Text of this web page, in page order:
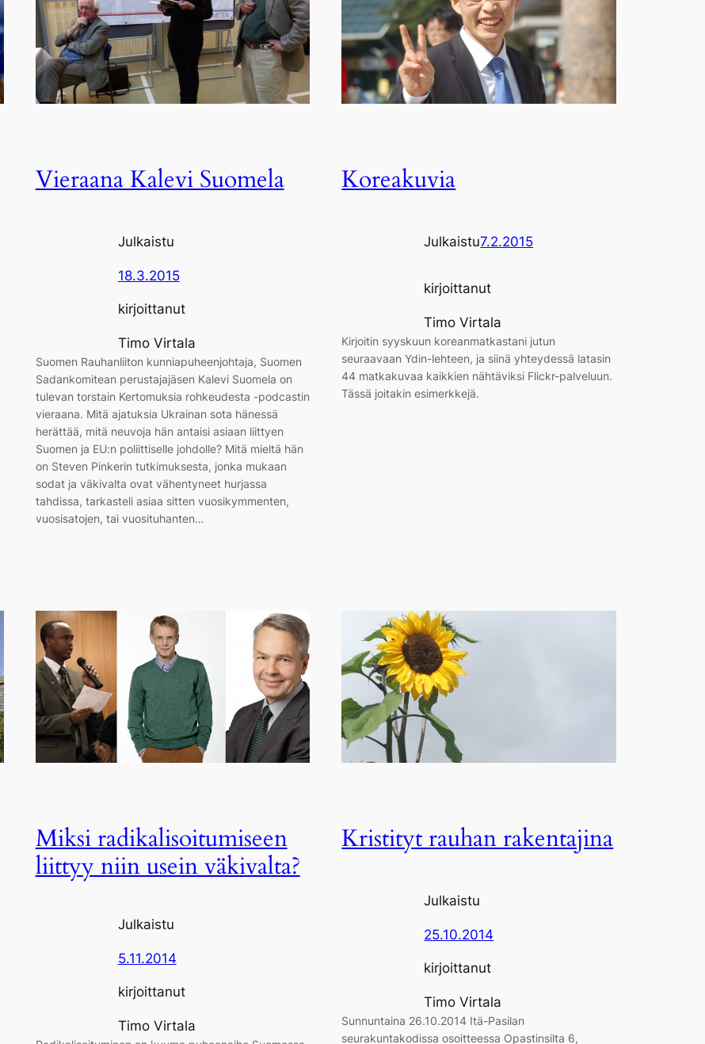
Vieraana Kalevi Suomela
Julkaistu
18.3.2015
kirjoittanut
Timo Virtala
Suomen Rauhanliiton kunniapuheenjohtaja, Suomen
Sadankomitean perustajajäsen Kalevi Suomela on
tulevan torstain Kertomuksia rohkeudesta -podcastin
vieraana. Mitä ajatuksia Ukrainan sota hänessä
herättää, mitä neuvoja hän antaisi asiaan liittyen
Suomen ja EU:n poliittiselle johdolle? Mitä mieltä hän
on Steven Pinkerin tutkimuksesta, jonka mukaan
sodat ja väkivalta ovat vähentyneet hurjassa
tahdissa, tarkasteli asiaa sitten vuosikymmenten,
vuosisatojen, tai vuosituhanten…
Koreakuvia
Julkaistu7.2.2015
kirjoittanut
Timo Virtala
Kirjoitin syyskuun koreanmatkastani jutun
seuraavaan Ydin-lehteen, ja siinä yhteydessä latasin
44 matkakuvaa kaikkien nähtäviksi Flickr-palveluun.
Tässä joitakin esimerkkejä.
Miksi radikalisoitumiseen
liittyy niin usein väkivalta?
Julkaistu
5.11.2014
kirjoittanut
Timo Virtala
Kristityt rauhan rakentajina
Julkaistu
25.10.2014
kirjoittanut
Timo Virtala
Sunnuntaina 26.10.2014 Itä-Pasilan
seurakuntakodissa osoitteessa Opastinsilta 6,